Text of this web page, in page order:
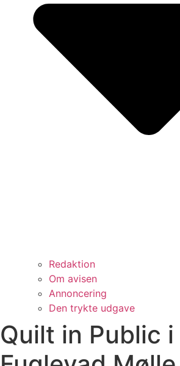
Redaktion
Om avisen
Annoncering
Den trykte udgave
Quilt in Public i